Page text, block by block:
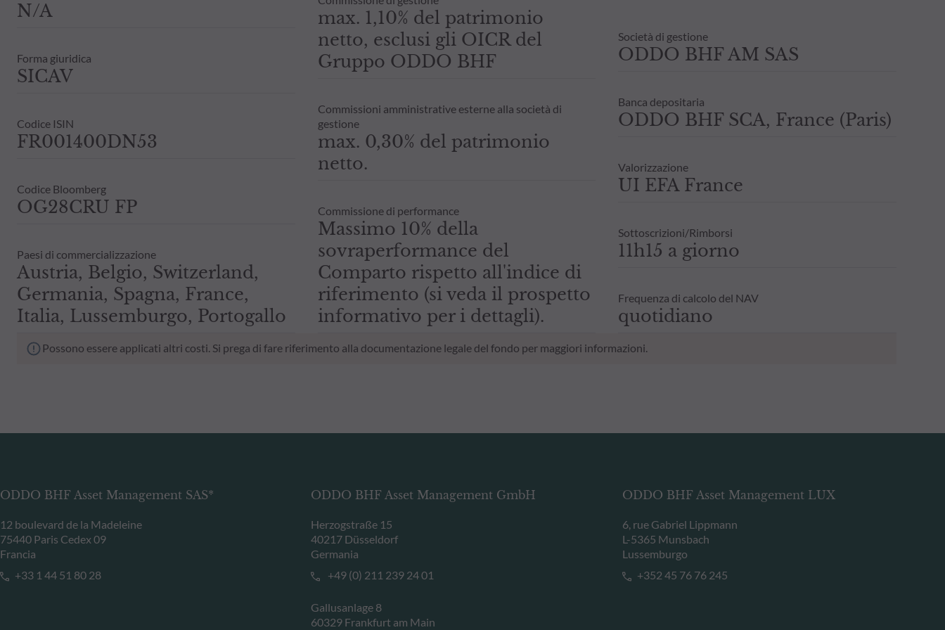
N/A
Forma giuridica
SICAV
Codice ISIN
FR001400DN53
Codice Bloomberg
OG28CRU FP
Paesi di commercializzazione
Austria, Belgio, Switzerland,
Germania, Spagna, France,
Italia, Lussemburgo, Portogallo
max. 1,10% del patrimonio
netto, esclusi gli OICR del
Gruppo ODDO BHF
Commissioni amministrative esterne alla società di
gestione
max. 0,30% del patrimonio
netto.
Commissione di performance
Massimo 10% della
sovraperformance del
Comparto rispetto all'indice di
riferimento (si veda il prospetto
informativo per i dettagli).
Società di gestione
ODDO BHF AM SAS
Banca depositaria
ODDO BHF SCA, France (Paris)
Valorizzazione
UI EFA France
Sottoscrizioni/Rimborsi
11h15 a giorno
Frequenza di calcolo del NAV
quotidiano
Possono essere applicati altri costi. Si prega di fare riferimento alla documentazione legale del fondo per maggiori informazioni.
ODDO BHF Asset Management SAS*
12 boulevard de la Madeleine
75440 Paris Cedex 09
Francia
+33 1 44 51 80 28
ODDO BHF Asset Management GmbH
Herzogstraße 15
40217 Düsseldorf
Germania
+49 (0) 211 239 24 01
Gallusanlage 8
60329 Frankfurt am Main
ODDO BHF Asset Management LUX
6, rue Gabriel Lippmann
L-5365 Munsbach
Lussemburgo
+352 45 76 76 245